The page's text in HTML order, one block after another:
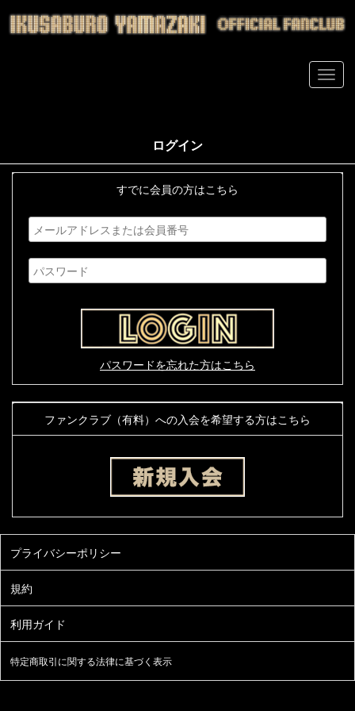
ログイン
すでに会員の方はこちら
パスワードを忘れた方はこちら
ファンクラブ（有料）への入会を希望する方はこちら
特定商取引に関する法律に基づく表示